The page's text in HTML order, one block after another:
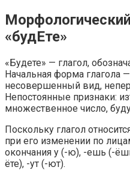
«будЕте»
«Будете» — глагол,
Начальная форма глагола —
несовершенный вид,
Непостоянные признаки:
множественное число,
Поскольку глагол
при его изменении по
окончания у (-ю), -ешь (-
ёте), -ут (-ют).